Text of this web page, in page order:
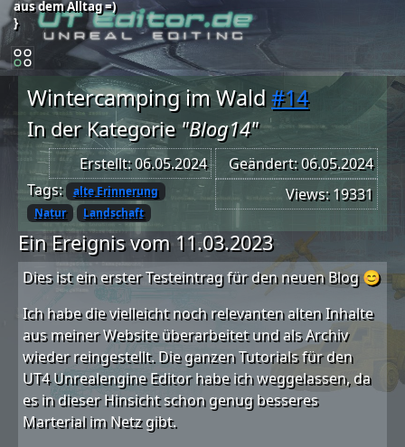
aus dem Alltag =)
}
Wintercamping im Wald#14
In der Kategorie"Blog14"
Geändert: 06.05.2024
Erstellt: 06.05.2024
Views: 19331
Tags:
alte Erinnerung
Natur
Landschaft
Ein Ereignis vom 11.03.2023
Dies ist ein erster Testeintrag für den neuen Blog 😊
Ich habe die vielleicht noch relevanten alten Inhalte
aus meiner Website überarbeitet und als Archiv
wieder reingestellt. Die ganzen Tutorials für den
UT4 Unrealengine Editor habe ich weggelassen, da
es in dieser Hinsicht schon genug besseres
Marterial im Netz gibt.